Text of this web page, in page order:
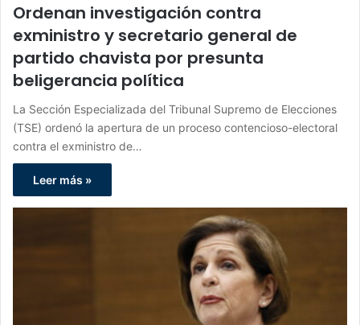
Ordenan investigación contra
exministro y secretario general de
partido chavista por presunta
beligerancia política
La Sección Especializada del Tribunal Supremo de Elecciones
(TSE) ordenó la apertura de un proceso contencioso-electoral
contra el exministro de…
Leer más »